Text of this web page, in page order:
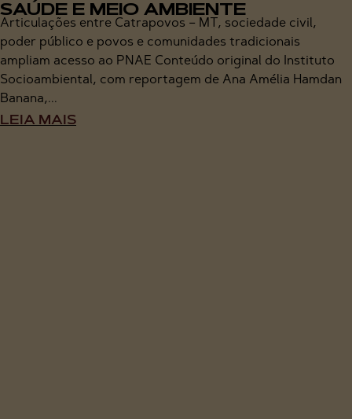
SAÚDE E MEIO AMBIENTE
Articulações entre Catrapovos – MT, sociedade civil,
poder público e povos e comunidades tradicionais
ampliam acesso ao PNAE Conteúdo original do Instituto
Socioambiental, com reportagem de Ana Amélia Hamdan
Banana,...
LEIA MAIS